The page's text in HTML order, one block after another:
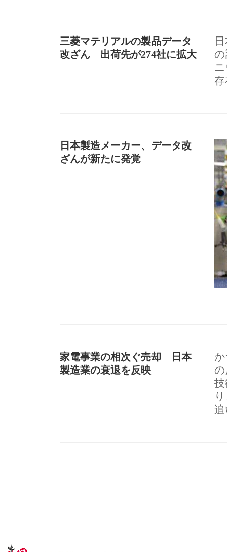
三菱マテリアルの製品データ
改ざん 出荷先が274社に拡大
日本製造メーカー、データ改
ざんが新たに発覚
家電事業の相次ぐ売却 日本
製造業の衰退を反映